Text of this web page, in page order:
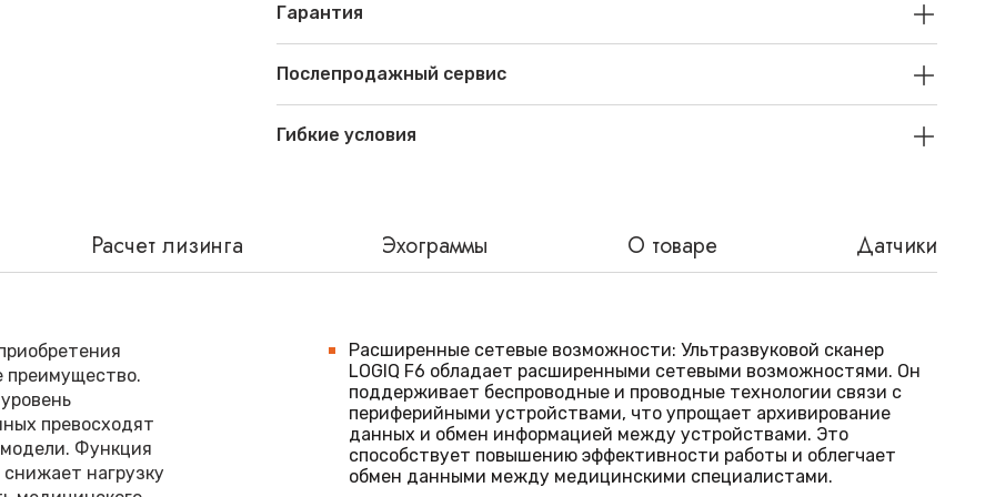
Гарантия
Послепродажный сервис
Гибкие условия
Расчет лизинга Эхограммы О товаре Датчики
преимущество.
превосходят
Функция
нагрузку
Расширенные сетевые возможности: Ультразвуковой сканер
LOGIQ F6 обладает расширенными сетевыми возможностями. Он
поддерживает беспроводные и проводные технологии связи с
периферийными устройствами, что упрощает архивирование
данных и обмен информацией между устройствами. Это
способствует повышению эффективности работы и облегчает
обмен данными между медицинскими специалистами.